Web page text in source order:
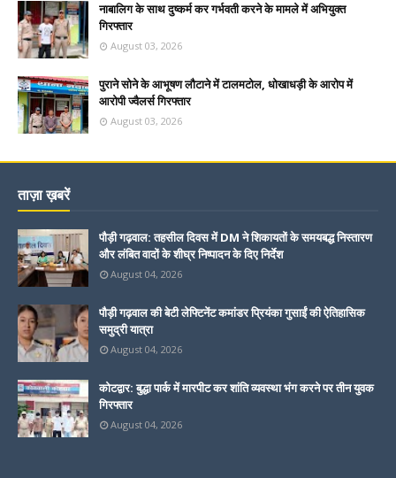
नाबालिग के साथ दुष्कर्म कर गर्भवती करने के मामले में अभियुक्त
गिरफ्तार
August 03, 2026
पुराने सोने के आभूषण लौटाने में टालमटोल, धोखाधड़ी के आरोप में
आरोपी ज्वैलर्स गिरफ्तार
August 03, 2026
ताज़ा ख़बरें
पौड़ी गढ़वाल: तहसील दिवस में DM ने शिकायतों के समयबद्ध निस्तारण
और लंबित वादों के शीघ्र निष्पादन के दिए निर्देश
August 04, 2026
पौड़ी गढ़वाल की बेटी लेफ्टिनेंट कमांडर प्रियंका गुसाईं की ऐतिहासिक
समुद्री यात्रा
August 04, 2026
कोटद्वार: बुद्धा पार्क में मारपीट कर शांति व्यवस्था भंग करने पर तीन युवक
गिरफ्तार
August 04, 2026